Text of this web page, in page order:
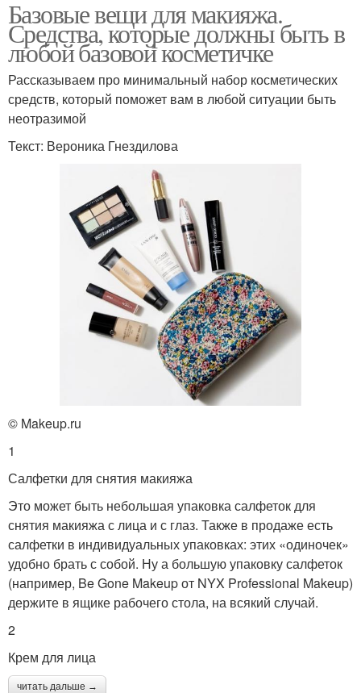
Базовые вещи для макияжа.
Средства, которые должны быть в
любой базовой косметичке
Рассказываем про минимальный набор косметических
средств, который поможет вам в любой ситуации быть
неотразимой
Текст: Вероника Гнездилова
© Makeup.ru
1
Салфетки для снятия макияжа
Это может быть небольшая упаковка салфеток для
снятия макияжа с лица и с глаз. Также в продаже есть
салфетки в индивидуальных упаковках: этих «одиночек»
удобно брать с собой. Ну а большую упаковку салфеток
(например, Be Gone Makeup от NYX Professional Makeup)
держите в ящике рабочего стола, на всякий случай.
2
Крем для лица
читать дальше →